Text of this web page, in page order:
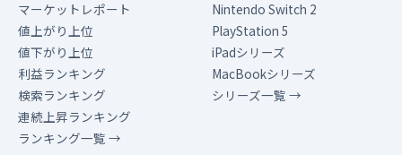
マーケットレポート
値上がり上位
値下がり上位
利益ランキング
検索ランキング
連続上昇ランキング
ランキング一覧 →
Nintendo Switch 2
PlayStation 5
iPadシリーズ
MacBookシリーズ
シリーズ一覧 →